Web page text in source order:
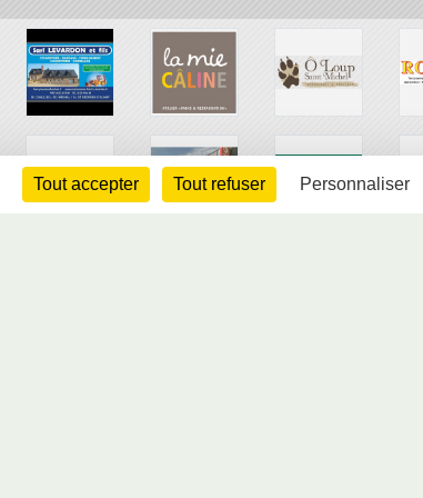
Tout accepter Tout refuser Personnaliser